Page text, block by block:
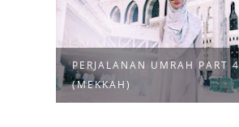
PERJALANAN UMRAH PART 4
(MEKKAH)